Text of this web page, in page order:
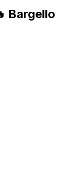
Bargello